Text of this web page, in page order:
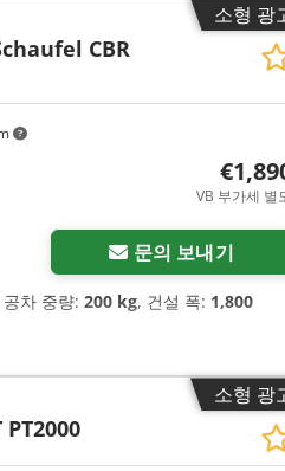
소형 광
CBR
VB 부가세 별
문의 보내기
공차 중량: 200 kg, 건설 폭: 1,800
소형 광